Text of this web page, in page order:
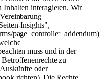
Inhalten interagieren. Wir
Insights",
muss und in der
zu
oder